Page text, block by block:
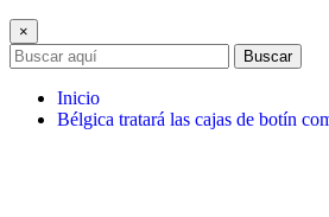
×
Buscar
Inicio
Bélgica tratará las cajas de botín